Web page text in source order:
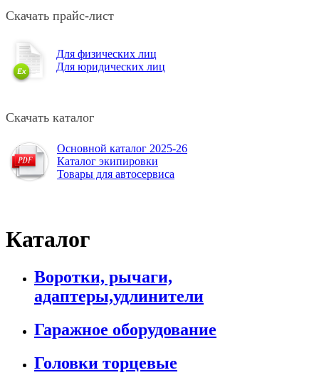
Скачать прайс-лист
Для физических лиц
Для юридических лиц
Скачать каталог
Основной каталог 2025-26
Каталог экипировки
Товары для автосервиса
Каталог
Воротки, рычаги,
адаптеры,удлинители
Гаражное оборудование
Головки торцевые